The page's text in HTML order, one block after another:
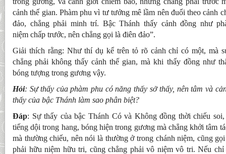
cảnh thế gian. Phàm phu vì tư tưởng mê lầm nên đuổi theo cảnh
đảo, chẳng phải minh trí. Bậc Thánh thấy cảnh đồng như
niệm chấp trước, nên chẳng gọi là điên đảo”.
Giải thích rằng: Như thí dụ kể trên tỏ rõ cảnh chỉ có một, mà
chẳng phải không thấy cảnh thế gian, mà khi thấy đồng như
bóng tượng trong gương vậy.
Hỏi: Sự thấy của phàm phu có năng thấy sở thấy, nên tâm và
thấy của bậc Thánh làm sao phân biệt?
Đáp: Sự thấy của bậc Thánh Có và Không đồng thời chiếu
tiếng dội trong hang, bóng hiện trong gương mà chẳng khởi tâm
mà thường chiếu, nên nói là thường ở trong chánh niệm, cũng
phải hữu niệm hữu tri, cũng chẳng phải vô niệm vô tri. Nếu